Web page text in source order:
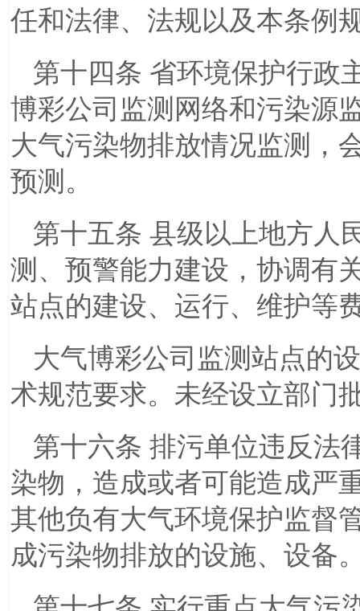
任和法律、法规以及本条例
第十四条 省环境保护行政
博彩公司监测网络和污染源
大气污染物排放情况监测，
预测。
第十五条 县级以上地方人
测、预警能力建设，协调有
站点的建设、运行、维护等
大气博彩公司监测站点的
术规范要求。未经设立部门
第十六条 排污单位违反法
染物，造成或者可能造成严
其他负有大气环境保护监督
成污染物排放的设施、设备